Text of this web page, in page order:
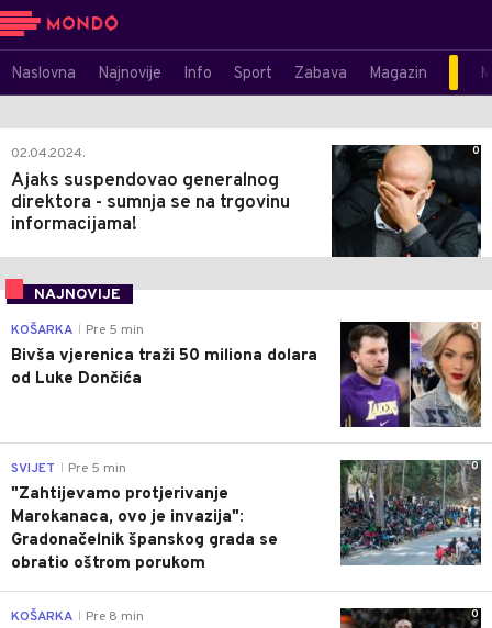
Naslovna Najnovije Info Sport Zabava Magazin
02.04.2024.
Ajaks suspendovao generalnog
direktora - sumnja se na trgovinu
informacijama!
0
NAJNOVIJE
0
KOŠARKA Pre 5 min
Bivša vjerenica traži 50 miliona dolara
od Luke Dončića
0
SVIJET Pre 5 min
"Zahtijevamo protjerivanje
Marokanaca, ovo je invazija":
Gradonačelnik španskog grada se
obratio oštrom porukom
0
KOŠARKA Pre 8 min